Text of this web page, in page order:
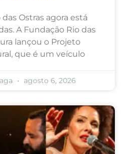
Ostras agora está
A Fundação Rio das
lançou o Projeto
que é um veículo
agosto 6, 2026